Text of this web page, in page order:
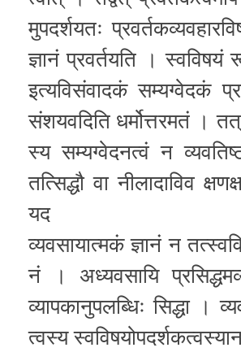
मुप­द­र्श­य­तः
ज्ञानं प्र­व­र्त­य­ति ।
इ­त्य­वि­सं­वा­द­कं स­म्य­ग्वे­द­कं
संशयवदिति ध­र्मो­त्त­र­म­तं ।
स्य स­म्य­ग्वे­द­न­त्वं न
तत्सिद्धौ वा नी­ला­दा­वि­व
यद
व्य­व­सा­या­त्म­कं ज्ञानं न
नं । अ­ध्य­व­सा­यि
व्या­प­का­नु­प­ल­ब्धिः सिद्धा ।
त्व­स्य